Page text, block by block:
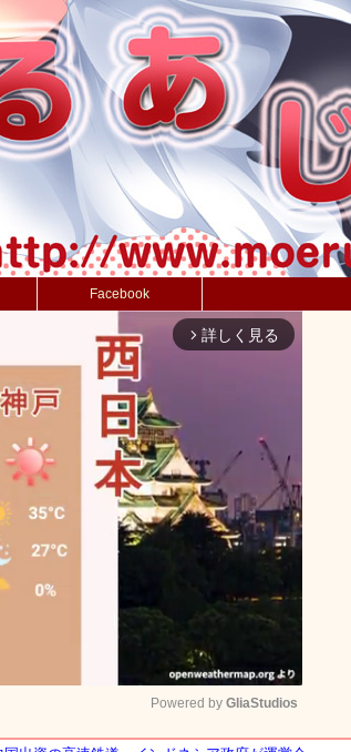
Facebook
arrow_forward_ios 詳しく見る
Powered by GliaStudios